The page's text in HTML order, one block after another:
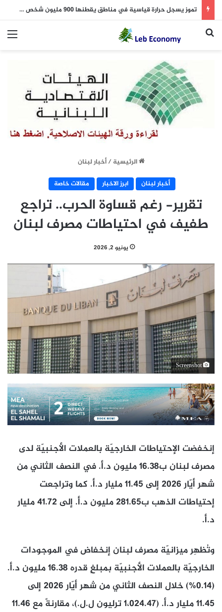
تموز يسجل حرارة قياسية في مناطق يقطنها 900 مليون شخص في العالم
بحث عن
الرئيسية / أخبار لبنان
أخبار لبنان
ابرز الاخبار مقالات خاصة
تقرير- رغم قساوة الحرب.. تراجع
طفيف في احتياطات مصرف لبنان
يونيو 2, 2026
إنخفضت الإحتياطات الخارجيّة بالعملات الأجنبيّة لدى
مصرف لبنان ب16.38 مليون د.أ. في النصف الثاني من
شهر أيّار 2026 إلى 11.45 مليار د.أ. كما وتراجعت
إحتياطات الذهب ب281.65 مليون د.أ. إلى 41.72 مليار
د.أ.
وتُظهِر ميزانيّة مصرف لبنان إنخفاض في الموجودات
الخارجيّة بالعملات الأجنبيّة بمبلغٍ قدره 16.38 مليون د.أ.
(0.14%) خلال النصف الثاني من شهر أيّار 2026 إلى
11.45 مليار د.أ. (1،024.47 ترليون ل.ل.)، مقارنةً مع 11.46